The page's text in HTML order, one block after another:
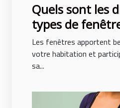
Quels sont les
types de
Les fenêtres apportent
votre habitation et
sa...